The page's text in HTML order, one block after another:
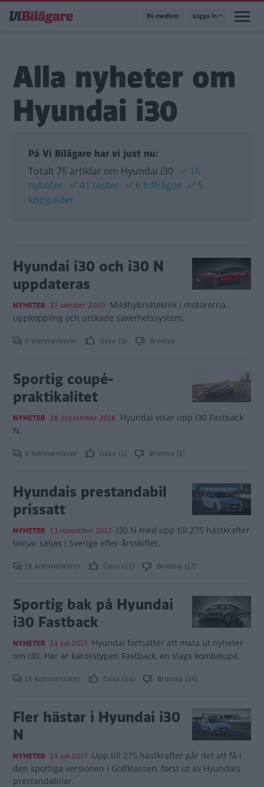
till
Bli medlem Logga in
Alla nyheter om
Hyundai i30
På Vi Bilägare har vi just nu:
Totalt 75 artiklar om Hyundai i30 ✅ 16
nyheter ✅41 tester ✅ 6 bilfrågor ✅ 5
köpguider
Hyundai i30 och i30 N
uppdateras
NYHETER 27 oktober 2020 Mildhybridteknik i motorerna,
uppkoppling och utökade säkerhetssystem.
0 kommentarer Gasa (3) Bromsa
Sportig coupé-
praktikalitet
NYHETER 28 september 2018 Hyundai visar upp i30 Fastback
N.
0 kommentarer Gasa (1) Bromsa (1)
Hyundais prestandabil
prissatt
NYHETER 13 november 2017 I30 N med upp till 275 hästkrafter
börjar säljas i Sverige efter årsskiftet.
18 kommentarer Gasa (21) Bromsa (17)
Sportig bak på Hyundai
i30 Fastback
NYHETER 14 juli 2017 Hyundai fortsätter att mata ut nyheter
om i30. Här är karosstypen Fastback, en slags kombikupé.
15 kommentarer Gasa (24) Bromsa (14)
Fler hästar i Hyundai i30
N
NYHETER 14 juli 2017 Upp till 275 hästkrafter går det att få i
den sportiga versionen i Golfklassen, först ut av Hyundais
prestandabilar.